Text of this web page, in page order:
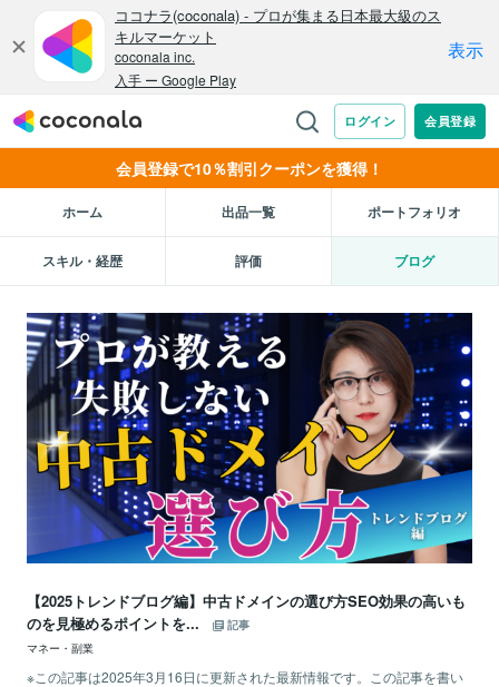
会員登録で10％割引クーポンを獲得！
ホーム 出品一覧 ポートフォリオ
スキル・経歴 評価 ブログ
【2025トレンドブログ編】中古ドメインの選び方SEO効果の高いも
のを見極めるポイントを...
記事
マネー・副業
※この記事は2025年3月16日に更新された最新情報です。この記事を書い